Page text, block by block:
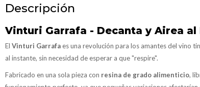
Descripción
Vinturi Garrafa - Decanta y Airea
El Vinturi Garrafa es una revolución para los amantes del vino
al instante, sin necesidad de esperar a que "respire".
Fabricado en una sola pieza con resina de grado alimenticio,